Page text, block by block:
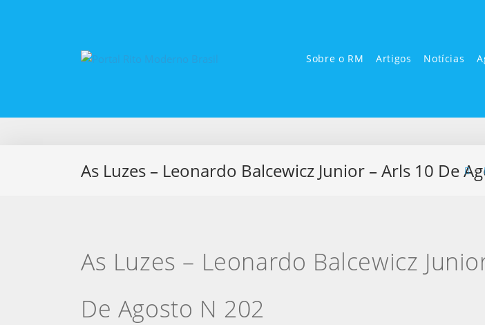
Sobre o RM Artigos Notícias
As Luzes – Leonardo Balcewicz Junior – Arls 10 De >
As Luzes – Leonardo Balcewicz
De Agosto N 202